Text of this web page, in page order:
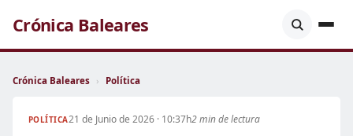
Crónica Baleares
Crónica Baleares › Política
POLÍTICA21 de Junio de 2026 · 10:37h2 min de lectura